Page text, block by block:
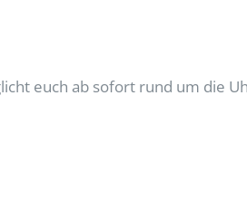
euch ab sofort rund um die